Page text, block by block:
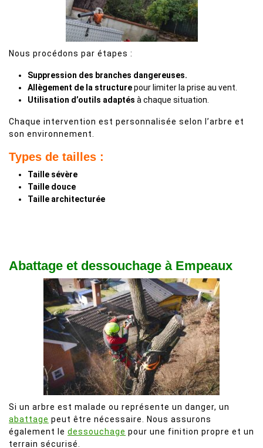
Nous procédons par étapes :
Suppression des branches dangereuses.
Allègement de la structurepour limiter la prise au vent.
Utilisation d’outils adaptés à chaque situation.
Chaque intervention est personnalisée selon l’arbre et
son environnement.
Types de tailles :
Taille sévère
Taille douce
Taille architecturée
Abattage et dessouchage à Empeaux
Si un arbre est malade ou représente un danger, un
abattage peut être nécessaire. Nous assurons
également le dessouchage pour une finition propre et un
terrain sécurisé.